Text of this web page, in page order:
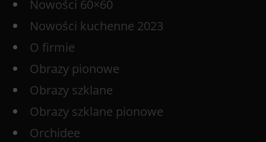
Nowości 60×60
Nowości kuchenne 2023
O firmie
Obrazy pionowe
Obrazy szklane
Obrazy szklane pionowe
Orchidee